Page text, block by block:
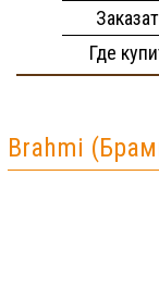
Где
Brahmi